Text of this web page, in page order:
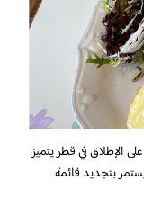
الإطلاق في قطر يتميز
بتجديد قائمة